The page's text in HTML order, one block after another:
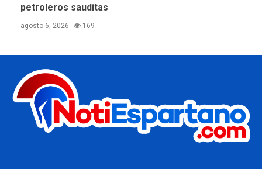
petroleros sauditas
agosto 6, 2026 169